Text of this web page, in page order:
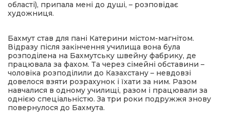
області), припала мені до душі, – розповідає
художниця.
Бахмут став для пані Катерини містом-магнітом.
Відразу після закінчення училища вона була
розподілена на Бахмутську швейну фабрику, де
працювала за фахом. Та через сімейні обставини –
чоловіка розподілили до Казахстану – невдовзі
довелося взяти розрахунок і їхати за ним. Разом
навчалися в одному училищі, разом і працювали за
однією спеціальністю. За три роки подружжя знову
повернулося до Бахмута.